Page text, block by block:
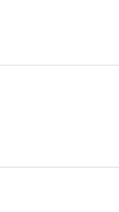
“退休
斌强